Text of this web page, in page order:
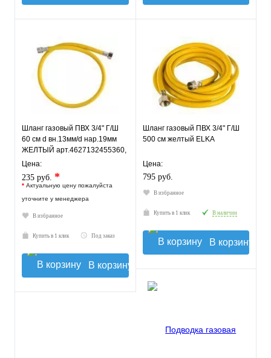
Шланг газовый ПВХ 3/4" Г/Ш
60 см d вн.13мм/d нар.19мм
ЖЕЛТЫЙ арт.4627132455360,
ELKA
Цена:
235 руб. *
* Актуальную цену пожалуйста
уточните у менеджера
В избранное
Купить в 1 клик Под заказ
В корзину
Шланг газовый ПВХ 3/4" Г/Ш
500 см желтый ELKA
Цена:
795 руб.
В избранное
Купить в 1 клик В наличии
В корзину